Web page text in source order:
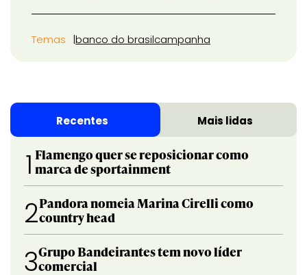
Temas banco do brasilcampanha
Recentes Mais lidas
1 Flamengo quer se reposicionar como
marca de sportainment
2Pandora nomeia Marina Cirelli como
country head
3Grupo Bandeirantes tem novo líder
comercial